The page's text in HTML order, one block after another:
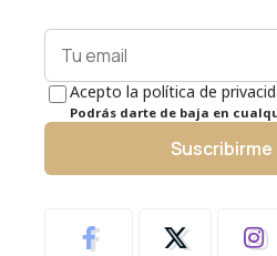
Acepto la política de
Podrás darte de baja en